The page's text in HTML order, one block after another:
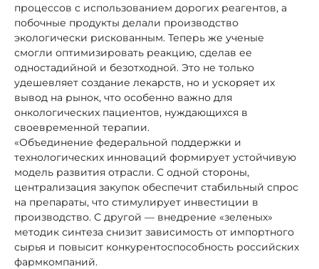
процессов с использованием дорогих реагентов, а
побочные продукты делали производство
экологически рискованным. Теперь же ученые
смогли оптимизировать реакцию, сделав ее
одностадийной и безотходной. Это не только
удешевляет создание лекарств, но и ускоряет их
вывод на рынок, что особенно важно для
онкологических пациентов, нуждающихся в
своевременной терапии.
«Объединение федеральной поддержки и
технологических инноваций формирует устойчивую
модель развития отрасли. С одной стороны,
централизация закупок обеспечит стабильный спрос
на препараты, что стимулирует инвестиции в
производство. С другой — внедрение «зеленых»
методик синтеза снизит зависимость от импортного
сырья и повысит конкурентоспособность российских
фармкомпаний.